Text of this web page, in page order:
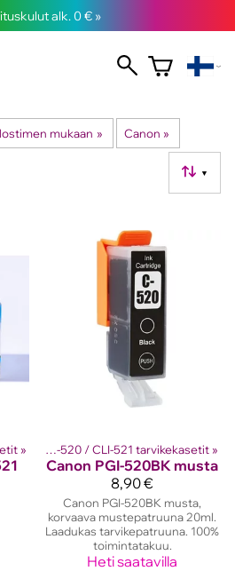
alk. 0 € »
mukaan ‪» Canon ‪»
▼
‪» Canon PGI-520 / CLI-521 tarvikekasetit ‪»
Canon PGI-520BK musta
8,90 €
Canon PGI-520BK musta,
korvaava mustepatruuna 20ml.
Laadukas tarvikepatruuna. 100%
toimintatakuu.
Heti saatavilla